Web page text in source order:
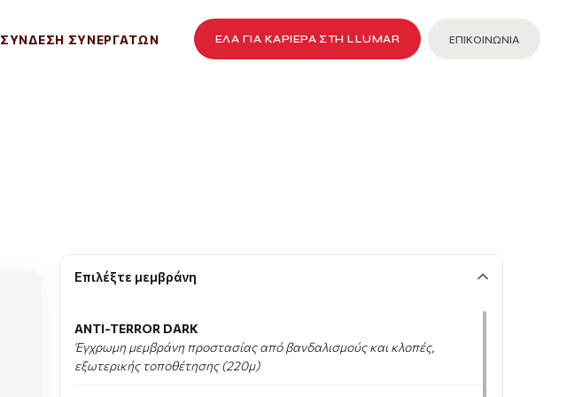
ΣΎΝΔΕΣΗ ΣΥΝΕΡΓΑΤΏΝ ΈΛΑ ΓΙΑ ΚΑΡΙΈΡΑ ΣΤΗ LLUMAR ΕΠΙΚΟΙΝΩΝΙΑ
Επιλέξτε μεμβράνη
ANTI-TERROR DARK
Έγχρωμη μεμβράνη προστασίας από βανδαλισμούς και κλοπές,
εξωτερικής τοποθέτησης (220μ)